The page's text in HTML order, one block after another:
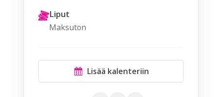
Liput
Maksuton
Lisää kalenteriin